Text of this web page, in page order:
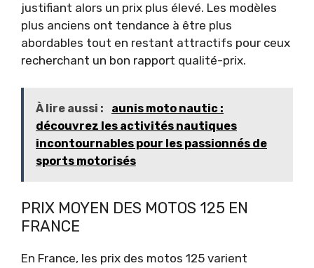
justifiant alors un prix plus élevé. Les modèles
plus anciens ont tendance à être plus
abordables tout en restant attractifs pour ceux
recherchant un bon rapport qualité-prix.
À lire aussi :
aunis moto nautic :
découvrez les activités nautiques
incontournables pour les passionnés de
sports motorisés
PRIX MOYEN DES MOTOS 125 EN
FRANCE
En France, les prix des motos 125 varient